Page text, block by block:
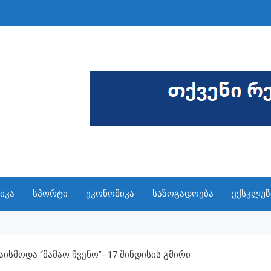
სპორტი ეკონომიკა საზოგადოება
“მამაო Ჩვენო”- 17 Შინდისის Გმირი